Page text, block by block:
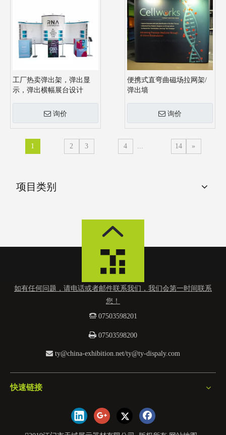
工厂热卖弹出架，弹出显
示，弹出横幅展台设计
询价
便携式直弯曲磁场拉网架/
弹出墙
询价
1 2 3 4 ... 14 »
项目类别
如有任何问题，请电话或者邮件联系我们，我们会第一时间联系
您！
 07503598201
 07503598200
 ty@china-exhibition.net/ty@ty-dispaly.com
快速链接